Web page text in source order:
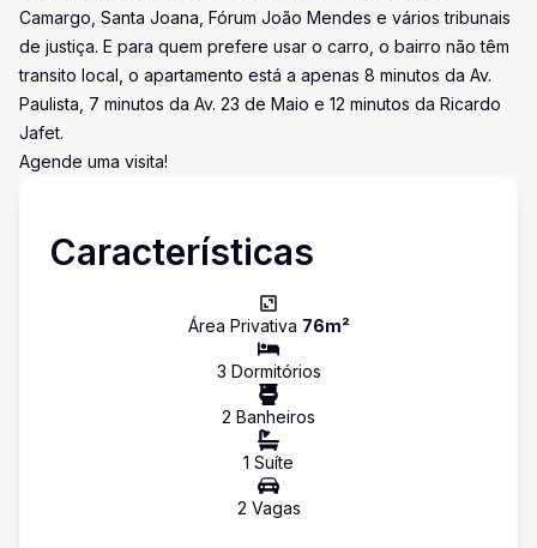
Camargo, Santa Joana, Fórum João Mendes e vários tribunais
de justiça. E para quem prefere usar o carro, o bairro não têm
transito local, o apartamento está a apenas 8 minutos da Av.
Paulista, 7 minutos da Av. 23 de Maio e 12 minutos da Ricardo
Jafet.
Agende uma visita!
Características
Área Privativa 76m²
3 Dormitórios
2 Banheiros
1 Suíte
2 Vagas